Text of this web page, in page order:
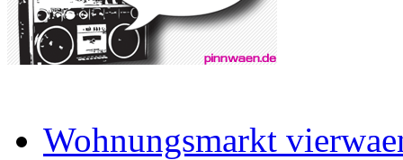
Wohnungsmarkt